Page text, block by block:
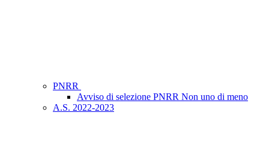
PNRR
Avviso di selezione PNRR Non uno di meno
A.S. 2022-2023